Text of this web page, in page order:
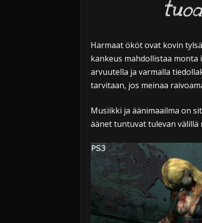
Harmaat ököt ovat kovin
kankeus mahdollistaa monta
arvuutella ja varmalla
tarvitaan, jos meinaa
Musiikki ja äänimaailma on
äänet tuntuvat tulevan